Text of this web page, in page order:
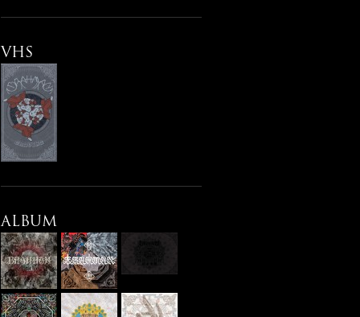
VHS
ALBUM